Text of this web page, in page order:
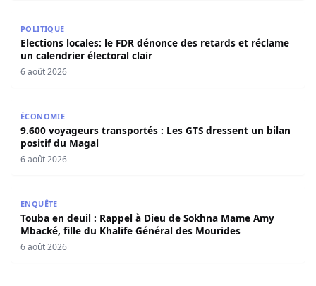
POLITIQUE
Elections locales: le FDR dénonce des retards et réclame
un calendrier électoral clair
6 août 2026
ÉCONOMIE
9.600 voyageurs transportés : Les GTS dressent un bilan
positif du Magal
6 août 2026
ENQUÊTE
Touba en deuil : Rappel à Dieu de Sokhna Mame Amy
Mbacké, fille du Khalife Général des Mourides
6 août 2026